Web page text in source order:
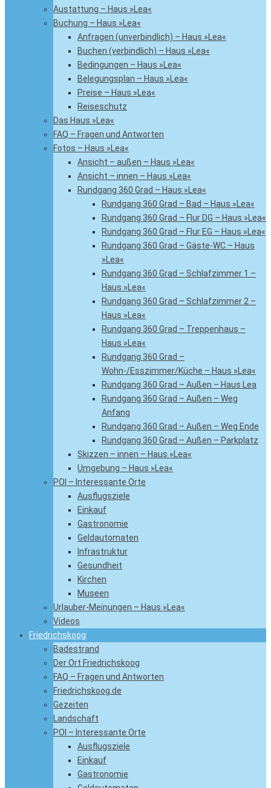
Austattung – Haus »Lea«
Buchung – Haus »Lea«
Anfragen (unverbindlich) – Haus »Lea«
Buchen (verbindlich) – Haus »Lea«
Bedingungen – Haus »Lea«
Belegungsplan – Haus »Lea«
Preise – Haus »Lea«
Reiseschutz
Das Haus »Lea«
FAQ – Fragen und Antworten
Fotos – Haus »Lea«
Ansicht – außen – Haus »Lea«
Ansicht – innen – Haus »Lea«
Rundgang 360 Grad – Haus »Lea«
Rundgang 360 Grad – Bad – Haus »Lea«
Rundgang 360 Grad – Flur DG – Haus »Lea«
Rundgang 360 Grad – Flur EG – Haus »Lea«
Rundgang 360 Grad – Gäste-WC – Haus
»Lea«
Rundgang 360 Grad – Schlafzimmer 1 –
Haus »Lea«
Rundgang 360 Grad – Schlafzimmer 2 –
Haus »Lea«
Rundgang 360 Grad – Treppenhaus –
Haus »Lea«
Rundgang 360 Grad –
Wohn-/Esszimmer/Küche – Haus »Lea«
Rundgang 360 Grad – Außen – Haus Lea
Rundgang 360 Grad – Außen – Weg
Anfang
Rundgang 360 Grad – Außen – Weg Ende
Rundgang 360 Grad – Außen – Parkplatz
Skizzen – innen – Haus »Lea«
Umgebung – Haus »Lea«
POI – Interessante Orte
Ausflugsziele
Einkauf
Gastronomie
Geldautomaten
Infrastruktur
Gesundheit
Kirchen
Museen
Urlauber-Meinungen – Haus »Lea«
Videos
Friedrichskoog
Badestrand
Der Ort Friedrichskoog
FAQ – Fragen und Antworten
Friedrichskoog.de
Gezeiten
Landschaft
POI – Interessante Orte
Ausflugsziele
Einkauf
Gastronomie